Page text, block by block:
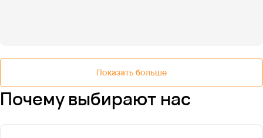
Показать больше
Почему выбирают нас